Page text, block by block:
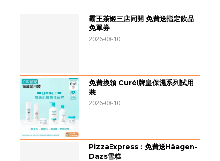
霸王茶姬三店同開 免費送指定飲品
免單券
2026-08-10
免費換領 Curél牌皇保濕系列試用
裝
2026-08-10
PizzaExpress：免費送Häagen-
Dazs雪糕